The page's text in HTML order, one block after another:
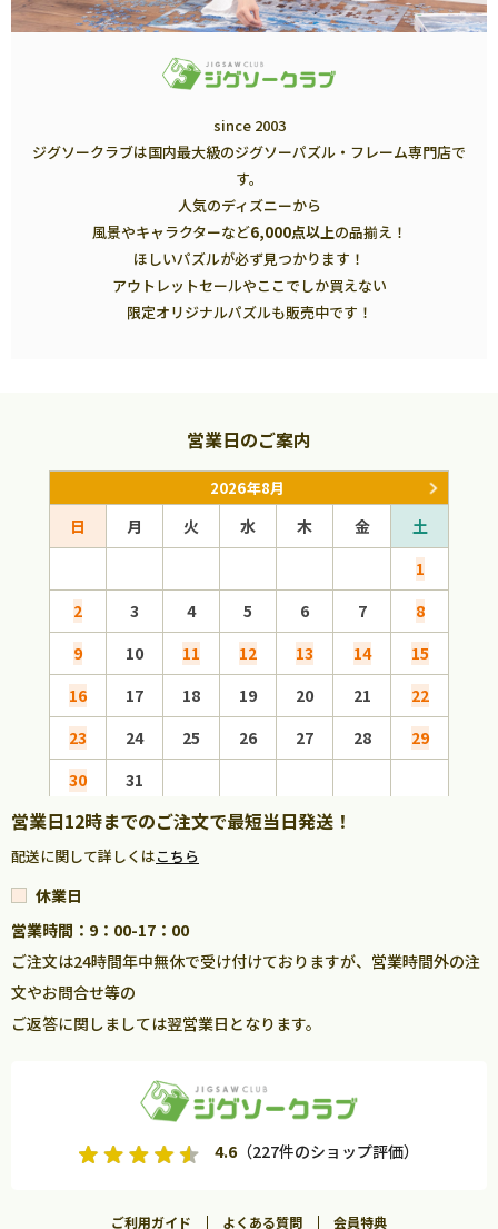
since 2003
ジグソークラブは国内最大級のジグソーパズル・フレーム専門店で
す。
人気のディズニーから
風景やキャラクターなど6,000点以上の品揃え！
ほしいパズルが必ず見つかります！
アウトレットセールやここでしか買えない
限定オリジナルパズルも販売中です！
営業日のご案内
2026年8月
日 月 火 水 木 金
土
1
2
3 4 5 6 7
8
9
10 11 12 13 14
15
16
17 18 19 20 21
22
23
24 25 26 27 28
29
30
31
営業日12時までのご注文で最短当日発送！
配送に関して詳しくはこちら
休業日
営業時間：9：00-17：00
ご注文は24時間年中無休で受け付けておりますが、営業時間外の注
文やお問合せ等の
ご返答に関しましては翌営業日となります。
4.6（227件のショップ評価）
ご利用ガイド よくある質問 会員特典